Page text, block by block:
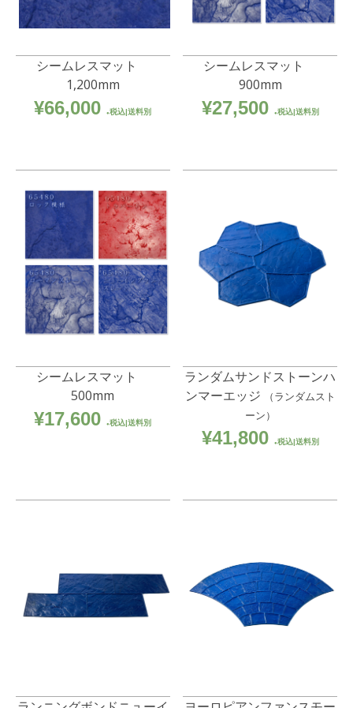
シームレスマット
1,200mm
¥66,000 税込|送料別
シームレスマット
900mm
¥27,500 税込|送料別
シームレスマット
500mm
¥17,600 税込|送料別
ランダムサンドストーンハ
ンマーエッジ
（ランダムスト
ーン）
¥41,800 税込|送料別